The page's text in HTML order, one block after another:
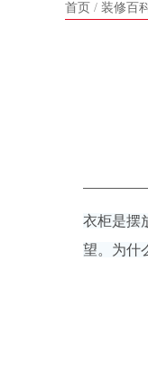
首页 / 装修百
衣柜是摆
望。为什
你
今天